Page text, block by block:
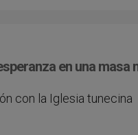
en una masa
con la Iglesia tunecina